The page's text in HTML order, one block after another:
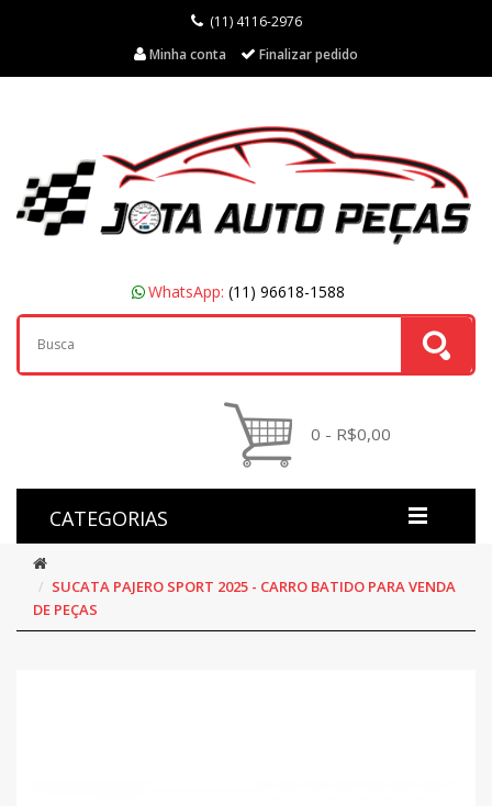
(11) 4116-2976
Minha conta
Finalizar pedido
WhatsApp: (11) 96618-1588
0 - R$0,00
CATEGORIAS
SUCATA PAJERO SPORT 2025 - CARRO BATIDO PARA VENDA
DE PEÇAS